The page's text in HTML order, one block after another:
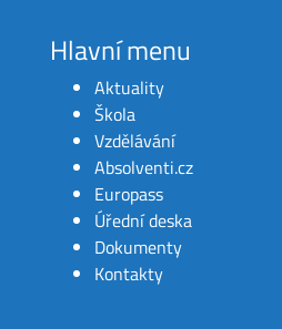
Hlavní menu
Aktuality
Škola
Vzdělávání
Absolventi.cz
Europass
Úřední deska
Dokumenty
Kontakty